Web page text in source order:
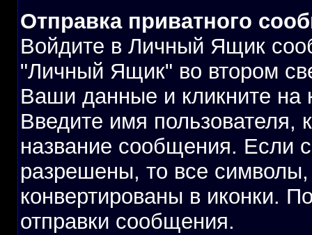
Отправка приватного
Войдите в Личный Ящик
"Личный Ящик" во втором
Ваши данные и кликните на
Введите имя пользователя,
название сообщения. Если
разрешены, то все
конвертированы в иконки.
отправки сообщения.